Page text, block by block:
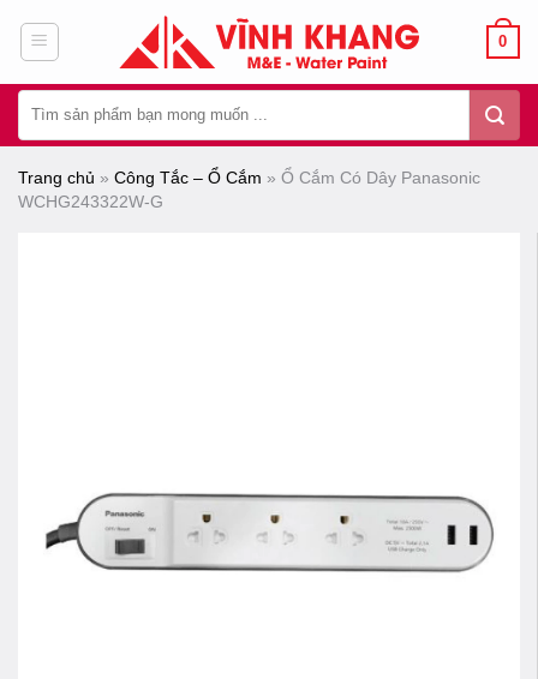
dung
0
kiếm:
Trang chủ » Công Tắc – Ổ Cắm » Ổ Cắm Có Dây Panasonic
WCHG243322W-G